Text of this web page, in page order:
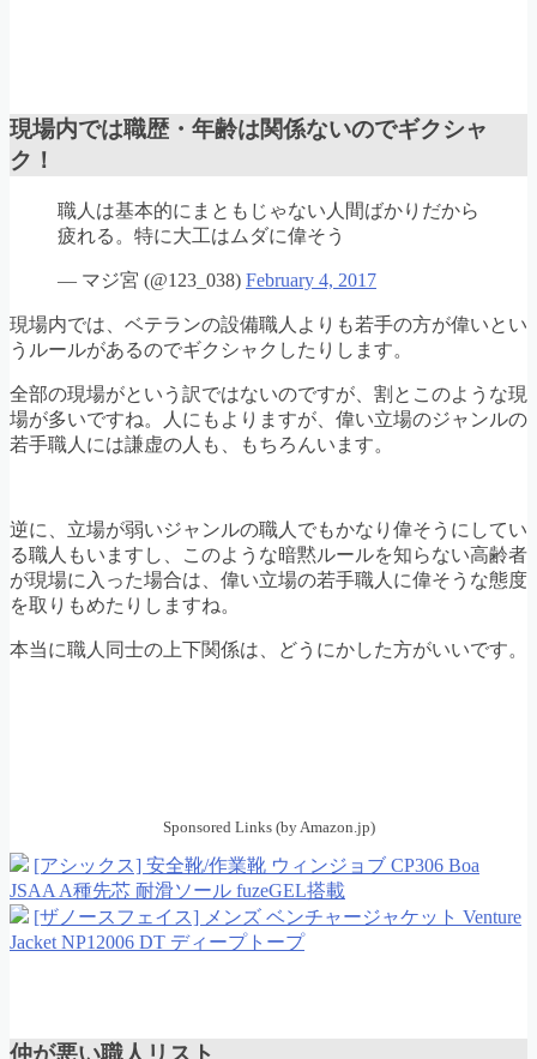
現場内では職歴・年齢は関係ないのでギクシャ
ク！
職人は基本的にまともじゃない人間ばかりだから
疲れる。特に大工はムダに偉そう
— マジ宮 (@123_038) February 4, 2017
現場内では、ベテランの設備職人よりも若手の方が偉いとい
うルールがあるのでギクシャクしたりします。
全部の現場がという訳ではないのですが、割とこのような現
場が多いですね。人にもよりますが、偉い立場のジャンルの
若手職人には謙虚の人も、もちろんいます。
逆に、立場が弱いジャンルの職人でもかなり偉そうにしてい
る職人もいますし、このような暗黙ルールを知らない高齢者
が現場に入った場合は、偉い立場の若手職人に偉そうな態度
を取りもめたりしますね。
本当に職人同士の上下関係は、どうにかした方がいいです。
Sponsored Links (by Amazon.jp)
[アシックス] 安全靴/作業靴 ウィンジョブ CP306 Boa
JSAA A種先芯 耐滑ソール fuzeGEL搭載
[ザノースフェイス] メンズ ベンチャージャケット Venture
Jacket NP12006 DT ディープトープ
仲が悪い職人リスト